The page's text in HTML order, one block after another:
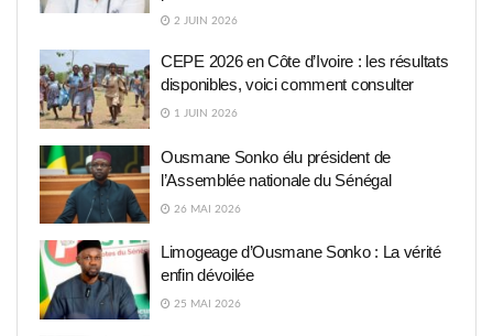
2 JUIN 2026
CEPE 2026 en Côte d’Ivoire : les résultats
disponibles, voici comment consulter
1 JUIN 2026
Ousmane Sonko élu président de
l’Assemblée nationale du Sénégal
26 MAI 2026
Limogeage d’Ousmane Sonko : La vérité
enfin dévoilée
25 MAI 2026